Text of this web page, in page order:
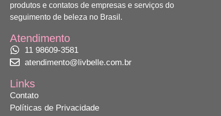
produtos e contatos de empresas e serviços do
seguimento de beleza no Brasil.
Atendimento
11 98609-3581
atendimento@livbelle.com.br
Links
Contato
Políticas de Privacidade